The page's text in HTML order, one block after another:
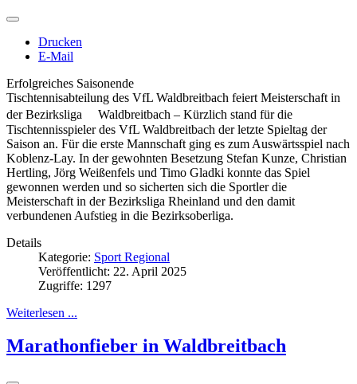
Drucken
E-Mail
Erfolgreiches Saisonende
Tischtennisabteilung des VfL Waldbreitbach feiert Meisterschaft in
der Bezirksliga Waldbreitbach – Kürzlich stand für die
Tischtennisspieler des VfL Waldbreitbach der letzte Spieltag der
Saison an. Für die erste Mannschaft ging es zum Auswärtsspiel nach
Koblenz-Lay. In der gewohnten Besetzung Stefan Kunze, Christian
Hertling, Jörg Weißenfels und Timo Gladki konnte das Spiel
gewonnen werden und so sicherten sich die Sportler die
Meisterschaft in der Bezirksliga Rheinland und den damit
verbundenen Aufstieg in die Bezirksoberliga.
Details
Kategorie: Sport Regional
Veröffentlicht: 22. April 2025
Zugriffe: 1297
Weiterlesen ...
Marathonfieber in Waldbreitbach